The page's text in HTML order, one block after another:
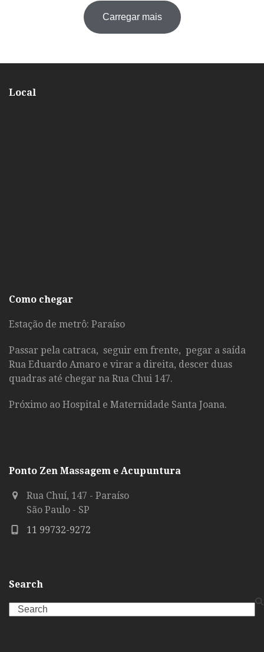
Carregar mais
Local
Como chegar
Estação de metrô: Paraíso
Passar pela catraca, seguir em frente, pegar a saída
Rua Eduardo Amaro e virar a direita, descer duas
quadras até chegar na Rua Chui 147.
Próximo ao Hospital e Maternidade Santa Joana.
Ponto Zen Massagem e Acupuntura
Rua Chuí, 147 - Paraíso
São Paulo - SP
11 99732-9272
Search